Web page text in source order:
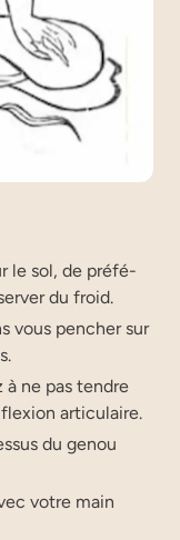
le sol, de pré­fé­
du froid.
vous pen­cher sur
à ne pas tendre
articulaire.
du genou
votre main